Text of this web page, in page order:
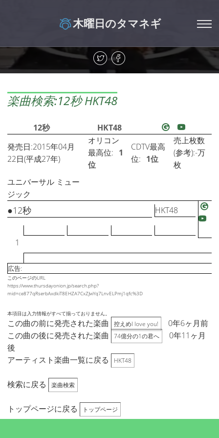
木曜日のタマネギ
楽曲検索:12秒 HKT48
12秒
HKT48
発売日:2015年04月
22日(平成27年)
オリコン
最高位: 1
位
CDTV最高
位: 1位
売上枚数
(参考):-万
枚
ユニバーサル ミュー
ジック
1
●12秒 HKT48
広告:
このページのURL
https://www.thursdayonion.jp/search.php?
mid=ce877qRserbAxdkiT8EHZA7CxZJwYq7LnvELPmj1qfc%3D
本項目は入力情報がすべて揃っておりません。
この曲の前に発売された楽曲 控えめI love you!
0年6ヶ月前
この曲の後に発売された楽曲
74億分の1の君へ
0年11ヶ月
後
アーティスト楽曲一覧に戻る
HKT48
検索に戻る 楽曲検索
トップページに戻る トップページ